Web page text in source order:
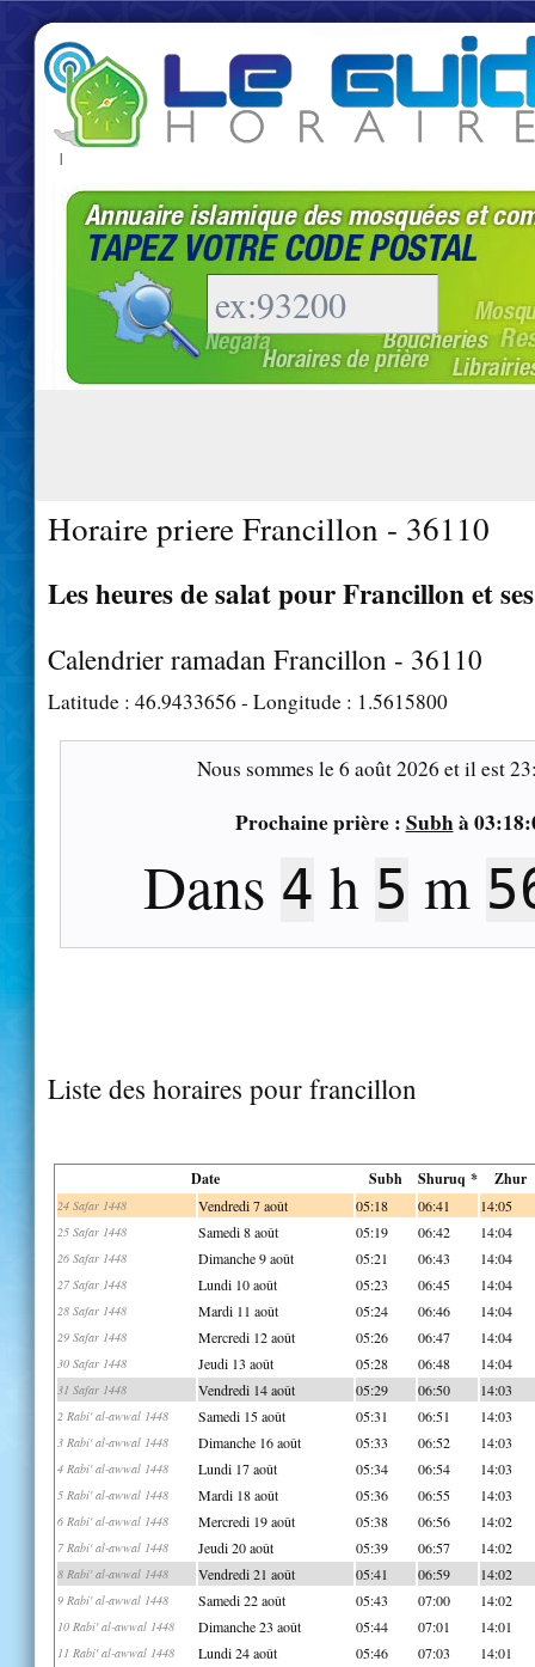
|
Horaire priere Francillon - 36110
Les heures de salat pour Francillon et
Calendrier ramadan Francillon - 36110
Latitude : 46.9433656 - Longitude : 1.5615800
Nous sommes le6 août 2026 et il est
Prochaine prière : Subhà
Dans 4 h 5 m
Liste des horaires pour francillon
Date Subh Shuruq * Zhur
24 Safar 1448 Vendredi 7 août 05:18 06:41 14:05
25 Safar 1448 Samedi 8 août 05:19 06:42 14:04
26 Safar 1448 Dimanche 9 août 05:21 06:43 14:04
27 Safar 1448 Lundi 10 août 05:23 06:45 14:04
28 Safar 1448 Mardi 11 août 05:24 06:46 14:04
29 Safar 1448 Mercredi 12 août 05:26 06:47 14:04
30 Safar 1448 Jeudi 13 août 05:28 06:48 14:04
31 Safar 1448 Vendredi 14 août 05:29 06:50 14:03
2 Rabi' al-awwal 1448 Samedi 15 août 05:31 06:51 14:03
3 Rabi' al-awwal 1448 Dimanche 16 août 05:33 06:52 14:03
4 Rabi' al-awwal 1448 Lundi 17 août 05:34 06:54 14:03
5 Rabi' al-awwal 1448 Mardi 18 août 05:36 06:55 14:03
6 Rabi' al-awwal 1448 Mercredi 19 août 05:38 06:56 14:02
7 Rabi' al-awwal 1448 Jeudi 20 août 05:39 06:57 14:02
8 Rabi' al-awwal 1448 Vendredi 21 août 05:41 06:59 14:02
9 Rabi' al-awwal 1448 Samedi 22 août 05:43 07:00 14:02
10 Rabi' al-awwal 1448 Dimanche 23 août 05:44 07:01 14:01
11 Rabi' al-awwal 1448 Lundi 24 août 05:46 07:03 14:01